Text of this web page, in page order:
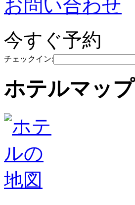
お問い合わせ
今すぐ予約
チェックイン:
ホテルマップ